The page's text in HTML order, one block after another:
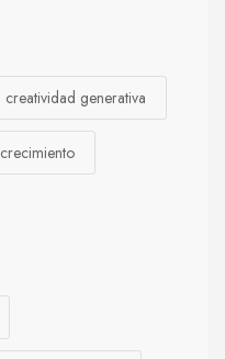
creatividad generativa
crecimiento